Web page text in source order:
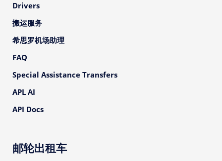
Drivers
搬运服务
希思罗机场助理
FAQ
Special Assistance Transfers
APL AI
API Docs
邮轮出租车